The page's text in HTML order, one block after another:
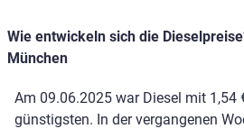
Wie entwickeln sich die
München
Am 09.06.2025 war Diesel mit
günstigsten. In der vergangenen